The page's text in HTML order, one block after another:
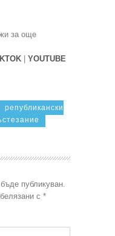
за още
YOUTUBE
републикански
публикуван.
с *